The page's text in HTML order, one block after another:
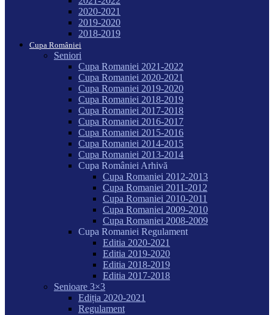
2020-2021
2019-2020
2018-2019
Cupa României
Seniori
Cupa Romaniei 2021-2022
Cupa Romaniei 2020-2021
Cupa Romaniei 2019-2020
Cupa Romaniei 2018-2019
Cupa Romaniei 2017-2018
Cupa Romaniei 2016-2017
Cupa Romaniei 2015-2016
Cupa Romaniei 2014-2015
Cupa Romaniei 2013-2014
Cupa României Arhivă
Cupa Romaniei 2012-2013
Cupa Romaniei 2011-2012
Cupa Romaniei 2010-2011
Cupa Romaniei 2009-2010
Cupa Romaniei 2008-2009
Cupa Romaniei Regulament
Editia 2020-2021
Editia 2019-2020
Editia 2018-2019
Editia 2017-2018
Senioare 3×3
Ediția 2020-2021
Regulament